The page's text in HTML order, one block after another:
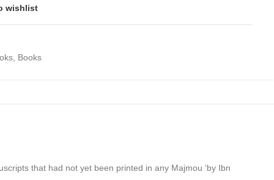
wishlist
Books
that had not yet been printed in any Majmou ‘by Ibn